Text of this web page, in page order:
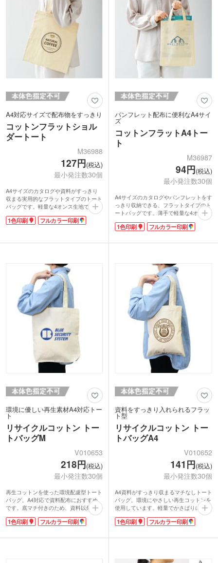
A4対応サイズで配布物をすっきり
コットンフラットショル
ダートート
M36988
127円(税込)
最小発注数30個
A4サイズのカタログや資料がすっきり
収まる実用的なフラットタイプのトート
バッグです。軽量な4オンス生地で持ち
運びやすく日常使いにも最適。長めの持
ち手で肩掛けができるため展示会や説明
広い印刷面を活かし、シルク1色印刷か
を鮮やかに表現でき、販促品として幅広
いシーンで人気です。
1色印刷 フルカラー印刷
パンフレット配布に便利なA4サイ
ズ
コットンフラットA4トー
ト
M36987
94円(税込)
最小発注数30個
A4サイズのカタログやパンフレットをす
っきり収納できる、フラットタイプのト
ートバッグです。薄手で軽量な4オンス
生地を使用しているため展示会や説明
会、イベントでの資料配布用バッグとし
や保管もしやすいのが魅力です。
ることで高いPR効果を発揮！販促品や
ノベルティ、キャンペーングッズなど幅
広い用途におすすめのアイテムです。
1色印刷 フルカラー印刷
環境に優しい再生素材A4対応トー
ト
リサイクルコットン トー
トバッグM
V010653
218円(税込)
最小発注数30個
再生コットンを使った環境配慮型トート
バッグ。A4対応で資料配布におすすめ
です。底マチ付きのため、資料以外にサ
ンプルの配布にも便利です。持ち手は肩
掛けしやすい長さ。生地はシーチングで
会やセミナー、各種イベントで活躍しま
1色印刷 フルカラー印刷
資料をすっきり入れられるフラッ
ト型
リサイクルコットン トー
トバッグA4
V010652
141円(税込)
最小発注数30個
A4資料がすっきり収まるマチなしトート
バッグ。環境にやさしい再生コットンを
使用しています。軽量でかさばりにく
く、イベント会場でも扱いやすい仕様。
生地はシーチングで中身がやや透ける程
さで、持ち歩きも安心です。
1色印刷 フルカラー印刷